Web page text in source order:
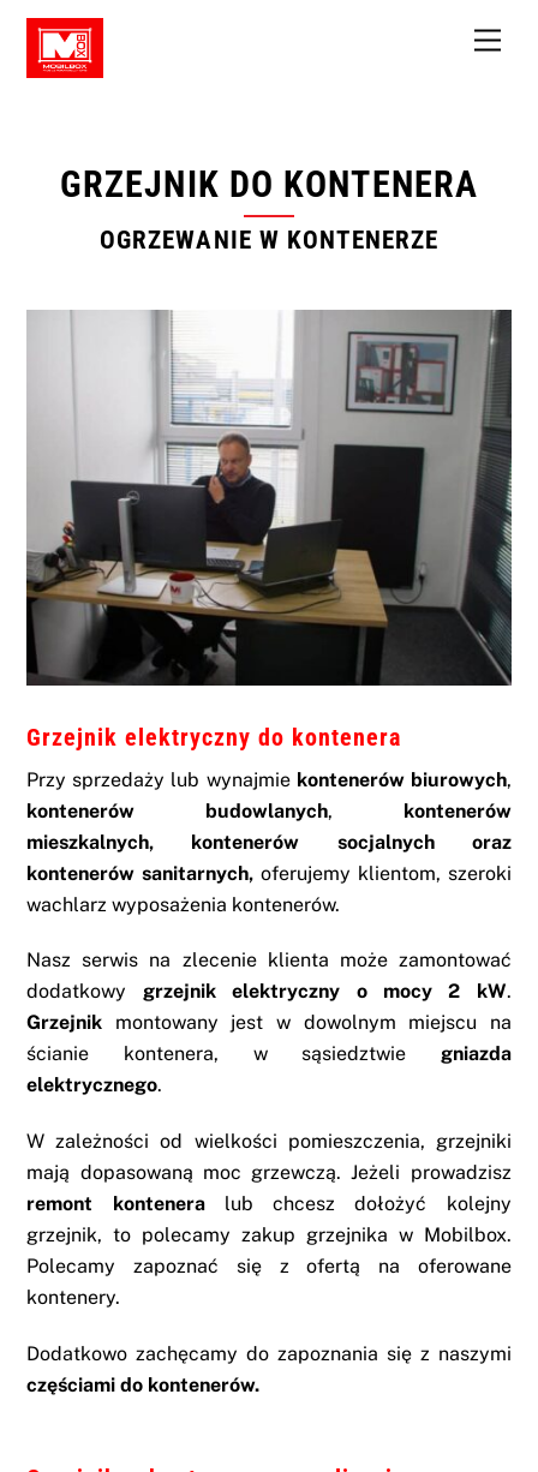
Skip
content
GRZEJNIK DO KONTENERA
OGRZEWANIE W KONTENERZE
Grzejnik elektryczny do kontenera
Przy sprzedaży lub wynajmie kontenerów biurowych,
kontenerów budowlanych, kontenerów
mieszkalnych, kontenerów socjalnych oraz
kontenerów sanitarnych, oferujemy klientom, szeroki
wachlarzwyposażenia kontenerów.
Nasz serwis na zlecenie klienta może zamontować
dodatkowy grzejnik elektryczny o mocy 2 kW.
Grzejnik montowany jest w dowolnym miejscu na
ścianie kontenera, w sąsiedztwie gniazda
elektrycznego.
W zależności od wielkości pomieszczenia, grzejniki
mają dopasowaną moc grzewczą. Jeżeli prowadzisz
remont konteneralub chcesz dołożyć kolejny
grzejnik, to polecamy zakup grzejnika w Mobilbox.
Polecamy zapoznać się z ofertą na oferowane
kontenery.
Dodatkowo zachęcamy do zapoznania się z naszymi
częściami do kontenerów.